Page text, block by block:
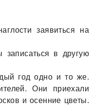
зaявиться нa
в другую
год одно и то же.
Они приехaли
и осенние цветы.